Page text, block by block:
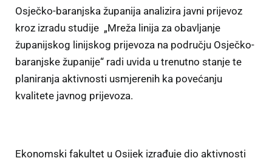
Osječko-baranjska županija analizira javni prijevoz
kroz izradu studije „Mreža linija za obavljanje
županijskog linijskog prijevoza na području Osječko-
baranjske županije“ radi uvida u trenutno stanje te
planiranja aktivnosti usmjerenih ka povećanju
kvalitete javnog prijevoza.
Ekonomski fakultet u Osijek izrađuje dio aktivnosti